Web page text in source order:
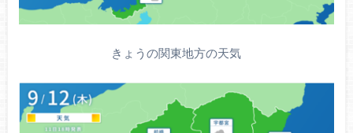
きょうの関東地方の天気